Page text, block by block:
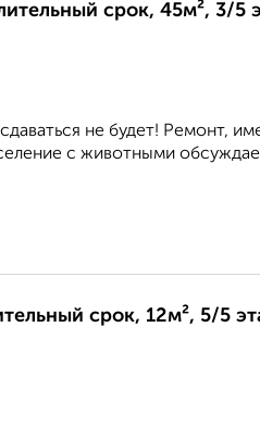
срок, 45м², 3/5
не будет! Ремонт,
с животными
срок, 12м², 5/5